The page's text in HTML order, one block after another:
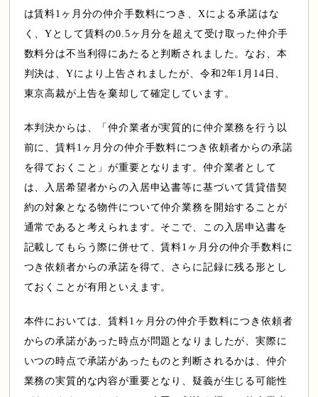
は賃料1ヶ月分の仲介手数料につき、Xによる承諾はな
く、Yとして賃料の0.5ヶ月分を超えて受け取った仲介手
数料分は不当利得にあたると判断されました。なお、本
判決は、Yにより上告されましたが、令和2年1月14日、
東京高裁が上告を棄却して確定しています。
本判決からは、「仲介業者が実質的に仲介業務を行う以
前に、賃料1ヶ月分の仲介手数料につき依頼者からの承諾
を得ておくこと」が重要となります。仲介業者として
は、入居希望者からの入居申込書等に基づいて賃貸借契
約の対象となる物件について仲介業務を開始することが
通常であると考えられます。そこで、この入居申込書を
記載してもらう際に併せて、賃料1ヶ月分の仲介手数料に
つき依頼者からの承諾を得て、さらに記録に残る形とし
ておくことが有用といえます。
本件においては、賃料1ヶ月分の仲介手数料につき依頼者
からの承諾があった時点が問題となりましたが、実際に
いつの時点で承諾があったものと判断されるかは、仲介
業務の実質的な内容が重要となり、疑義が生じる可能性